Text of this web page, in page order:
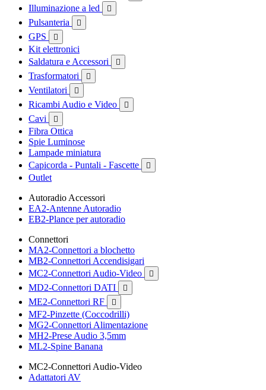
Illuminazione a led 
Pulsanteria 
GPS 
Kit elettronici
Saldatura e Accessori

Trasformatori 
Ventilatori 
Ricambi Audio e Video 
Cavi 
Fibra Ottica
Spie Luminose
Lampade miniatura
Capicorda - Puntali - Fascette

Outlet
Autoradio Accessori
EA2-Antenne Autoradio
EB2-Plance per autoradio
Connettori
MA2-Connettori a blochetto
MB2-Connettori Accendisigari
MC2-Connettori Audio-Video

MD2-Connettori DATI 
ME2-Connettori RF 
MF2-Pinzette (Coccodrilli)
MG2-Connettori Alimentazione
MH2-Prese Audio 3,5mm
ML2-Spine Banana
MC2-Connettori Audio-Video
Adattatori AV